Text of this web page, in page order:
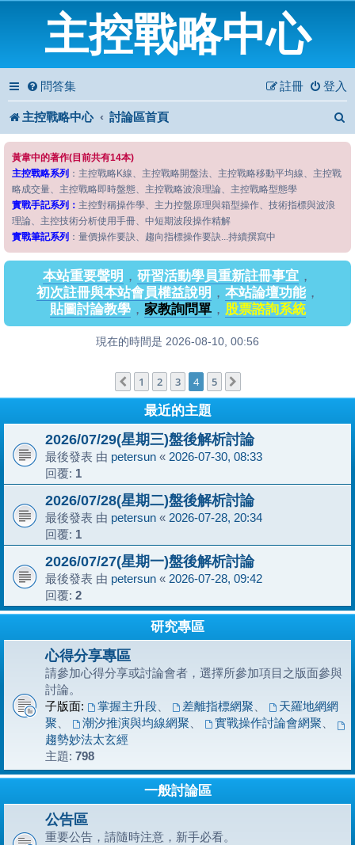
主控戰略中心
問答集 登入
註冊
主控戰略中心 討論區首頁
黃韋中的著作(目前共有14本)
主控戰略系列 ：主控戰略K線、主控戰略開盤法、主控戰略移動平均線、主控戰
略成交量、主控戰略即時盤態、主控戰略波浪理論、主控戰略型態學
實戰手記系列： 主控對稱操作學、主力控盤原理與箱型操作、技術指標與波浪
理論、主控技術分析使用手冊、中短期波段操作精解
實戰筆記系列 ：量價操作要訣、趨向指標操作要訣...持續撰寫中
本站重要聲明 ， 研習活動學員重新註冊事宜 ，
初次註冊與本站會員權益說明 ， 本站論壇功能，
貼圖討論教學， 家教詢問單， 股票諮詢系統
現在的時間是 2026-08-10, 00:56
上一頁
1 2 3 4 5
最近的主題
2026/07/29(星期三)盤後解析討論
最後發表 由 petersun « 2026-07-30, 08:33
回覆: 1
2026/07/28(星期二)盤後解析討論
最後發表 由 petersun « 2026-07-28, 20:34
回覆: 1
2026/07/27(星期一)盤後解析討論
最後發表 由 petersun « 2026-07-28, 09:42
回覆: 2
研究專區
心得分享專區
請參加心得分享或討論會者，選擇所參加項目之版面參與
討論。
子版面:
掌握主升段、 差離指標網聚
天羅地網網
聚
潮汐推演與均線網聚 實戰操作討論會網聚
趨勢妙法太玄經
主題: 798
一般討論區
公告區
重要公告，請隨時注意，新手必看。